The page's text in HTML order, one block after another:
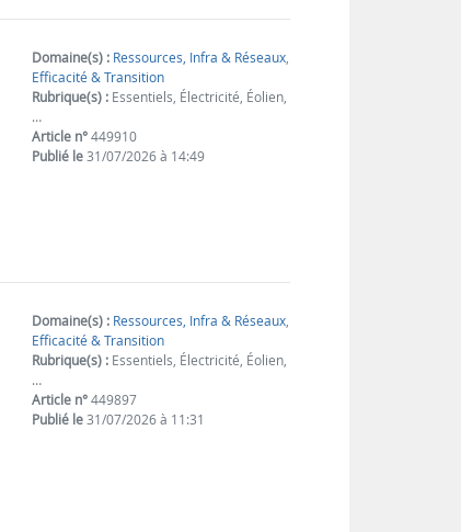
Domaine(s) : Ressources, Infra & Réseaux,
Efficacité & Transition
Rubrique(s) : Essentiels, Électricité, Éolien,
…
Article n°449910
Publié le31/07/2026 à 14:49
Domaine(s) : Ressources, Infra & Réseaux,
Efficacité & Transition
Rubrique(s) : Essentiels, Électricité, Éolien,
…
Article n°449897
Publié le31/07/2026 à 11:31